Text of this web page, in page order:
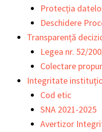
Protecția
Deschidere
Transparență
Legea nr. 52/
Colectare
Integritate
Cod etic
SNA 2021-2025
Avertizor